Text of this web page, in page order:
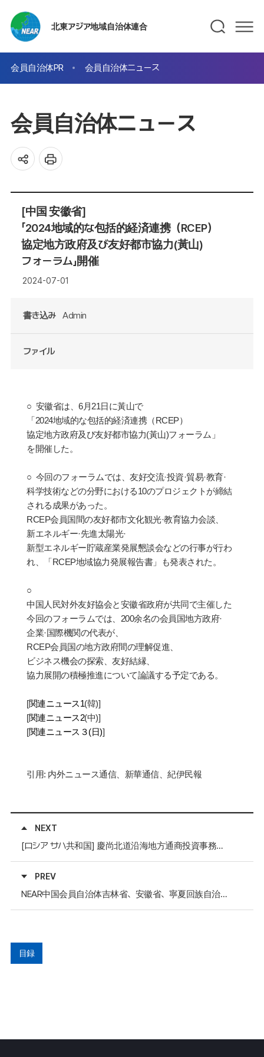
北東アジア地域自治体連合
会員自治体PR 会員自治体ニュース
会員自治体ニュース
[中国 安徽省]
「2024地域的な包括的経済連携（RCEP）
協定地方政府及び友好都市協力(黃山)
フォーラム」開催
2024-07-01
書き込み Admin
ファイル
○ 安徽省は、 6月 21日に黃山で
「 2024地域的な包括的経済連携（ RCEP）
協定地方政府及び友好都市協力(黃山)フォーラム」
を開催した。
○ 今回のフォーラムでは、友好交流·投資·貿易·教育·
科学技術などの分野における10のプロジェクトが締結
される成果があった。
RCEP会員国間の友好都市文化観光·教育協力会談、
新エネルギー·先進太陽光·
新型エネルギー貯蔵産業発展懇談会などの行事が行わ
れ、「 RCEP地域協力発展報告書」も発表された。
○
中国人民対外友好協会と安徽省政府が共同で主催した
今回のフォーラムでは、 200余名の会員国地方政府·
企業· 国際機関の代表が、
RCEP会員 国の地方政府間の理解促進、
ビジネス機会の探索、友好結縁、
協力展開の積極推進について論議する予定である。
[関連ニュース1(韓)]
[関連ニュース2(中)]
[関連ニュース３(日)]
引用: 内外ニュース通信、新華通信、紀伊民報
NEXT
[ロシア サハ共和国] 慶尚北道沿海地方通商投資事務所所長、サハ共和国訪問
PREV
NEAR中国会員自治体吉林省、安徽省、寧夏回族自治区の党書記交代
目録